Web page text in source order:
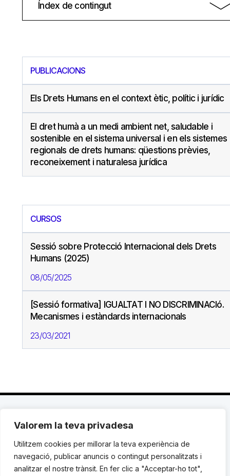
Valorem la teva privadesa
Utilitzem cookies per millorar la teva experiència de
navegació, publicar anuncis o contingut personalitzats i
analitzar el nostre trànsit. En fer clic a "Acceptar-ho tot",
Índex de contingut
PUBLICACIONS
Els Drets Humans en el context ètic, polític i jurídic
El dret humà a un medi ambient net, saludable i
sostenible en el sistema universal i en els sistemes
regionals de drets humans: qüestions prèvies,
reconeixement i naturalesa jurídica
CURSOS
Sessió sobre Protecció Internacional dels Drets
Humans (2025)
08/05/2025
[Sessió formativa] IGUALTAT I NO DISCRIMINACIó.
Mecanismes i estàndards internacionals
23/03/2021
C. Avinyó 44, 2n | 08002 Barcelona |
119 03 72|institut@idhc.org
© Institut de Drets Humans de Catalunya.